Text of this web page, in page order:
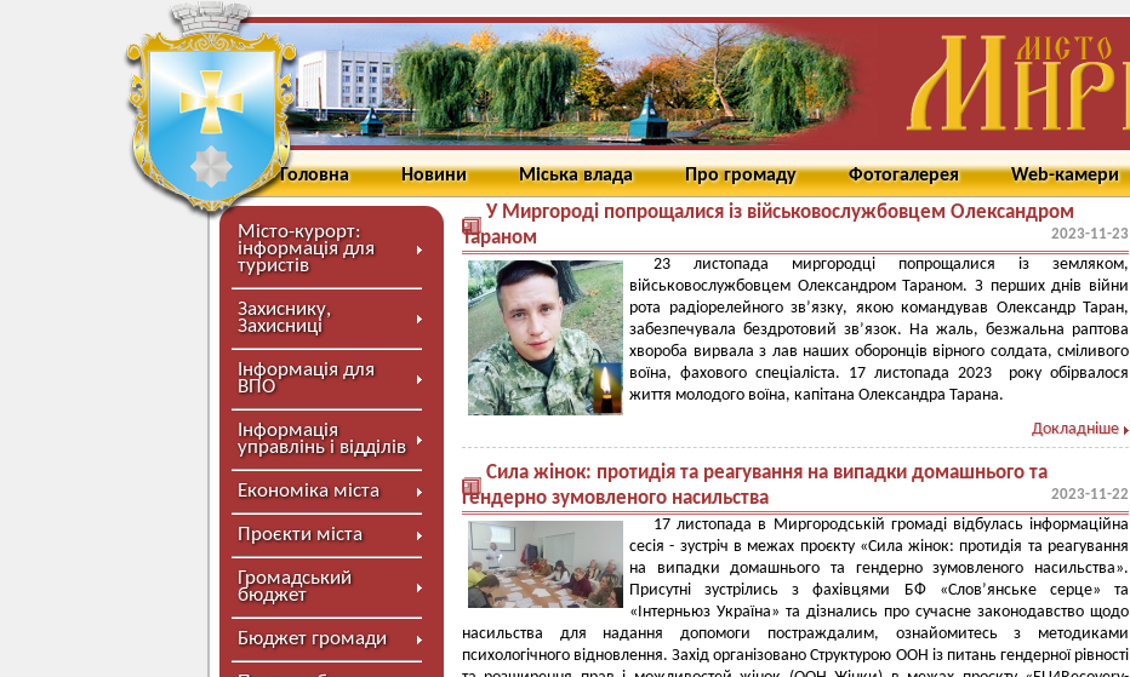
Головна Новини Міська влада Про громаду Фотогалерея Web-камери
Місто-курорт:
інформація для
туристів
Захиснику,
Захисниці
Інформація для
ВПО
Інформація
управлінь і відділів
Економіка міста
Проєкти міста
Громадський
бюджет
Бюджет громади
У Миргороді попрощалися із військовослужбовцем Олександром
Тараном
2023-11-23
23 листопада миргородці попрощалися із земляком,
військовослужбовцем Олександром Тараном. З перших днів війни
рота радіорелейного зв’язку, якою командував Олександр Таран,
забезпечувала бездротовий зв’язок. На жаль, безжальна раптова
хвороба вирвала з лав наших оборонців вірного солдата, сміливого
воїна, фахового спеціаліста. 17 листопада 2023 року обірвалося
життя молодого воїна, капітана Олександра Тарана.
Докладніше
Сила жінок: протидія та реагування на випадки домашнього та
гендерно зумовленого насильства
2023-11-22
17 листопада в Миргородській громаді відбулась інформаційна
сесія - зустріч в межах проєкту «Сила жінок: протидія та реагування
на випадки домашнього та гендерно зумовленого насильства».
Присутні зустрілись з фахівцями БФ «Слов’янське серце» та
«Інтерньюз Україна» та дізнались про сучасне законодавство щодо
насильства для надання допомоги постраждалим, ознайомитесь з методиками
психологічного відновлення. Захід організовано Структурою ООН із питань гендерної рівності